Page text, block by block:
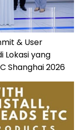
& User
Lokasi yang
Shanghai 2026